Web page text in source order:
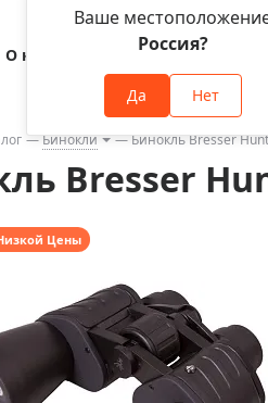
трубы
видения
ценам
Ваше
Россия?
Да Нет
О компании Оплата и
Бинокли Бинокль Bresser
Bresser
Цены